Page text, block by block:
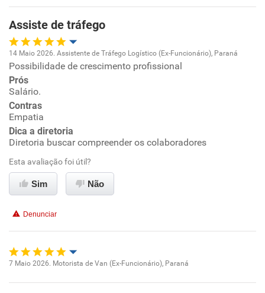
Benefícios
Recomenda esta empresa
Recomenda a diretoria
Assiste de tráfego
Oportunidade de promoção
Ambiente de trabalho
Conciliação com a vida familiar
Recomenda esta empresa
14 Maio 2026. Assistente de Tráfego Logístico (Ex-Funcionário), Paraná
Possibilidade de crescimento profissional
Prós
Salário.
Contras
Empatia
Dica a diretoria
Diretoria buscar compreender os colaboradores
Esta avaliação foi útil?
Sim Não
Denunciar
7 Maio 2026. Motorista de Van (Ex-Funcionário), Paraná